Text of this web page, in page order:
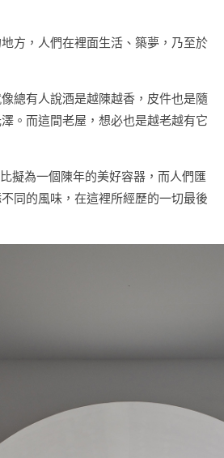
方，人們在裡面生活、築夢，乃至於
總有人說酒是越陳越香，皮件也是隨
。而這間老屋，想必也是越老越有它
擬為一個陳年的美好容器，而人們匯
同的風味，在這裡所經歷的一切最後